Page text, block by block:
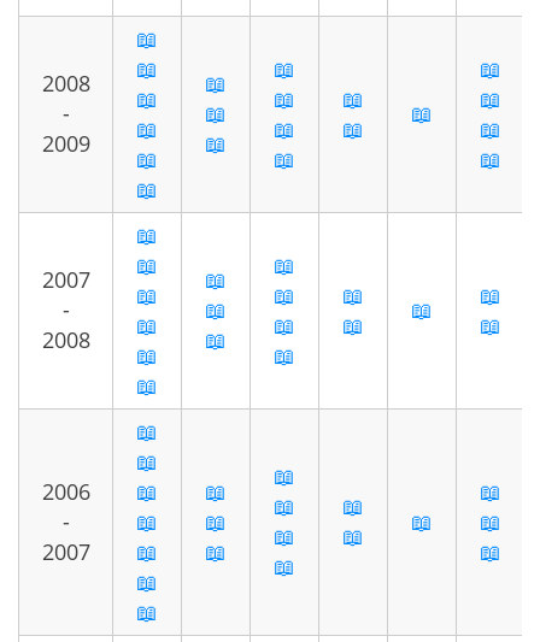
2008
-
2009
📖
📖
📖
📖
📖
📖
📖
📖
📖
📖
📖
📖
📖
📖
📖
📖
📖
📖
📖
📖
2007
-
2008
📖
📖
📖
📖
📖
📖
📖
📖
📖
📖
📖
📖
📖
📖
📖
📖
📖
📖
2006
-
2007
📖
📖
📖
📖
📖
📖
📖
📖
📖
📖
📖
📖
📖
📖
📖
📖
📖
📖
📖
📖